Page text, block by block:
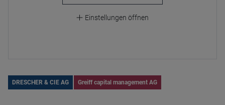
Einstellungen öffnen
DRESCHER & CIE AG Greiff capital management AG